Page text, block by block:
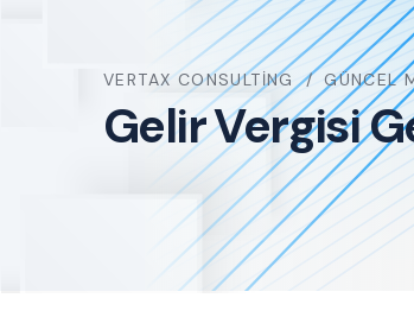
VERTAX CONSULTING GÜNCEL
Gelir Vergisi